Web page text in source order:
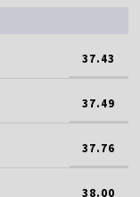
37.43
37.49
37.76
38.00